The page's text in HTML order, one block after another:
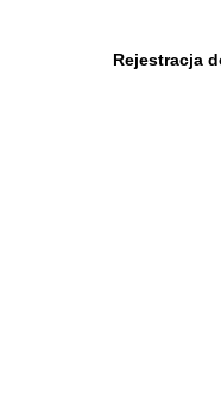
Rejestracja